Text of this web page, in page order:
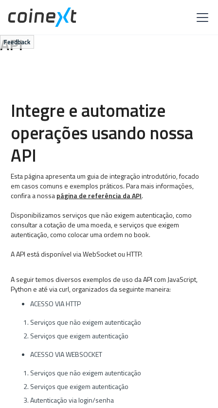
Feedback
API
Integre e automatize
operações usando nossa
API
Esta página apresenta um guia de integração introdutório, focado
em casos comuns e exemplos práticos. Para mais informações,
confira a nossapágina de referência da API.
Disponibilizamos serviços que não exigem autenticação, como
consultar a cotação de uma moeda, e serviços que exigem
autenticação, como colocar uma ordem no book.
A API está disponível via WebSocket ou HTTP.
A seguir temos diversos exemplos de uso da API com JavaScript,
Python e até via curl, organizados da seguinte maneira:
ACESSO VIA HTTP
Serviços que não exigem autenticação
Serviços que exigem autenticação
ACESSO VIA WEBSOCKET
Serviços que não exigem autenticação
Serviços que exigem autenticação
Autenticação via login/senha